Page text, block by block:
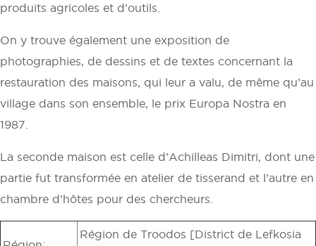
produits agricoles et d’outils.
On y trouve également une exposition de
photographies, de dessins et de textes concernant la
restauration des maisons, qui leur a valu, de même qu’au
village dans son ensemble, le prix Europa Nostra en
1987.
La seconde maison est celle d’Achilleas Dimitri, dont une
partie fut transformée en atelier de tisserand et l’autre en
chambre d’hôtes pour des chercheurs.
Région de Troodos [District de Lefkosia